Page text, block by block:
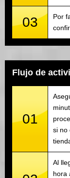
03
Por
Flujo de
01
si no
Al
hora